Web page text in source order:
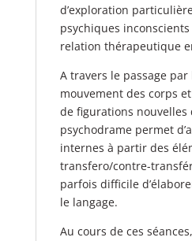
d’exploration
psychiques
relation thérapeutique
A travers le passage
mouvement des corps
de figurations nouvelles
psychodrame permet
internes à partir des
transfero/contre-
parfois difficile
le langage.
Au cours de ces